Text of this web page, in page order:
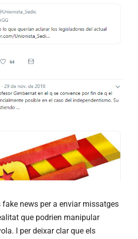
news per a enviar missatges
que podrien manipular
I per deixar clar que els